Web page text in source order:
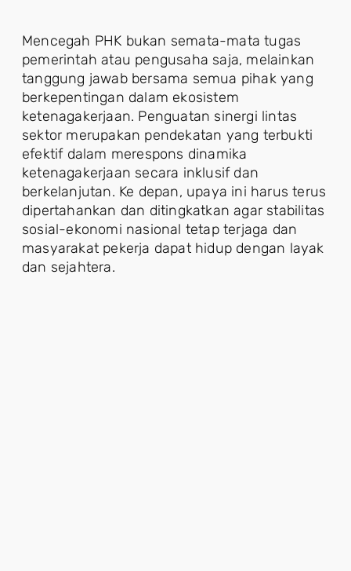
Mencegah PHK bukan semata-mata tugas
pemerintah atau pengusaha saja, melainkan
tanggung jawab bersama semua pihak yang
berkepentingan dalam ekosistem
ketenagakerjaan. Penguatan sinergi lintas
sektor merupakan pendekatan yang terbukti
efektif dalam merespons dinamika
ketenagakerjaan secara inklusif dan
berkelanjutan. Ke depan, upaya ini harus terus
dipertahankan dan ditingkatkan agar stabilitas
sosial-ekonomi nasional tetap terjaga dan
masyarakat pekerja dapat hidup dengan layak
dan sejahtera.